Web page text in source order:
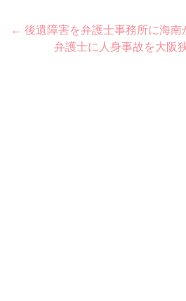
Post
navigation
← 後遺障害を弁護士事務所に海南
弁護士に人身事故を大阪